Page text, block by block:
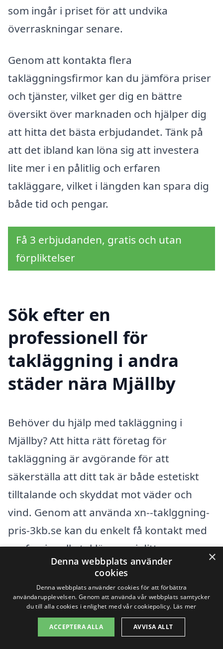
som ingår i priset för att undvika
överraskningar senare.
Genom att kontakta flera
takläggningsfirmor kan du jämföra priser
och tjänster, vilket ger dig en bättre
översikt över marknaden och hjälper dig
att hitta det bästa erbjudandet. Tänk på
att det ibland kan löna sig att investera
lite mer i en pålitlig och erfaren
takläggare, vilket i längden kan spara dig
både tid och pengar.
Få 3 erbjudanden, gratis och utan
förpliktelser
Sök efter en
professionell för
takläggning i andra
städer nära Mjällby
Behöver du hjälp med takläggning i
Mjällby? Att hitta rätt företag för
takläggning är avgörande för att
säkerställa att ditt tak är både estetiskt
tilltalande och skyddat mot väder och
vind. Genom att använda xn--taklggning-
pris-3kb.se kan du enkelt få kontakt med
professionella takläggare i ditt
närområde. Vår plattform gör det möjligt
att jämföra erbjudanden och välj den
bästa lösningen för just dina behov.
Mjällby ligger i ett vackert område med
×
Denna webbplats använder
cookies
Denna webbplats använder cookies för att förbättra
användarupplevelsen. Genom att använda vår webbplats samtycker
du till alla cookies i enlighet med vår cookiepolicy. Läs mer
ACCEPTERA ALLA AVVISA ALLT